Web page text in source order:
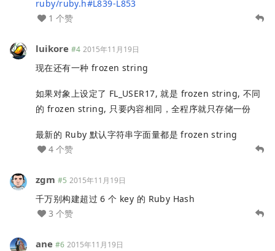
ruby/ruby.h#L839-L853
1 个赞
luikore #4 2015年11月19日
现在还有一种 frozen string
如果对象上设定了 FL_USER17, 就是 frozen string, 不同
的 frozen string, 只要内容相同，全程序就只存储一份
最新的 Ruby 默认字符串字面量都是 frozen string
4 个赞
zgm #5 2015年11月19日
千万别构建超过 6 个 key 的 Ruby Hash
3 个赞
ane #6 2015年11月19日